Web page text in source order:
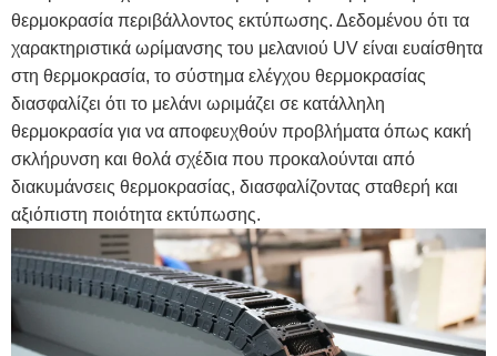
θερμοκρασία περιβάλλοντος εκτύπωσης. Δεδομένου ότι τα
χαρακτηριστικά ωρίμανσης του μελανιού UV είναι ευαίσθητα
στη θερμοκρασία, το σύστημα ελέγχου θερμοκρασίας
διασφαλίζει ότι το μελάνι ωριμάζει σε κατάλληλη
θερμοκρασία για να αποφευχθούν προβλήματα όπως κακή
σκλήρυνση και θολά σχέδια που προκαλούνται από
διακυμάνσεις θερμοκρασίας, διασφαλίζοντας σταθερή και
αξιόπιστη ποιότητα εκτύπωσης.